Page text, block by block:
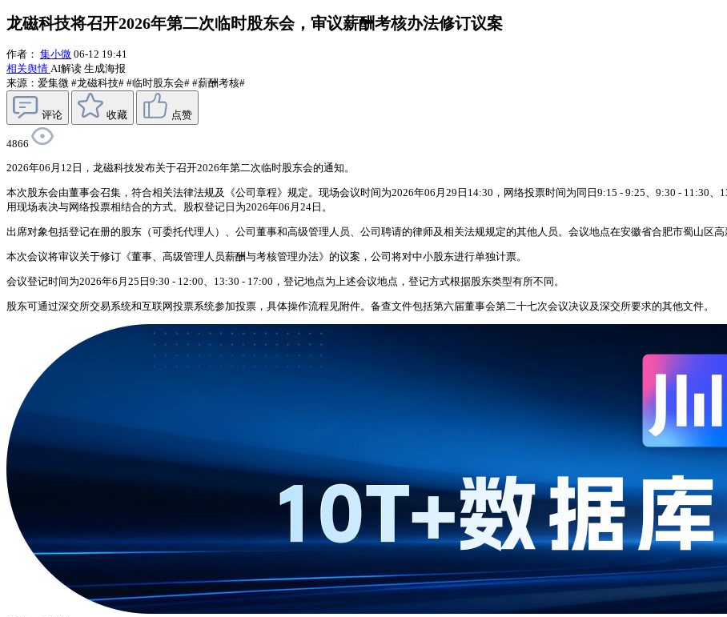
龙磁科技将召开2026年第二次临时股东会，审议薪酬考核办法修订议案
作者： 集小微 06-12 19:41
相关舆情 AI解读 生成海报
来源：爱集微 #龙磁科技# #临时股东会# #薪酬考核#
评论 收藏 点赞
4866
2026年06月12日，龙磁科技发布关于召开2026年第二次临时股东会的通知。
本次股东会由董事会召集，符合相关法律法规及《公司章程》规定。现场会议时间为2026年06月29日14:30，网络投票时间为同日9:15 - 9:25、9:30 - 11:30
用现场表决与网络投票相结合的方式。股权登记日为2026年06月24日。
出席对象包括登记在册的股东（可委托代理人）、公司董事和高级管理人员、公司聘请的律师及相关法规规定的其他人员。会议地点在安徽省合肥市蜀山区高
本次会议将审议关于修订《董事、高级管理人员薪酬与考核管理办法》的议案，公司将对中小股东进行单独计票。
会议登记时间为2026年6月25日9:30 - 12:00、13:30 - 17:00，登记地点为上述会议地点，登记方式根据股东类型有所不同。
股东可通过深交所交易系统和互联网投票系统参加投票，具体操作流程见附件。备查文件包括第六届董事会第二十七次会议决议及深交所要求的其他文件。